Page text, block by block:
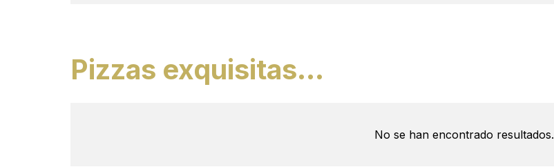
Pizzas exquisitas…
No se han encontrado resultados.